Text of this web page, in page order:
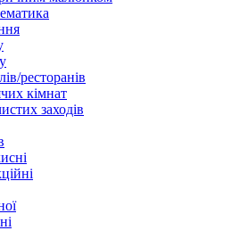
ресторанів
кімнат
заходів